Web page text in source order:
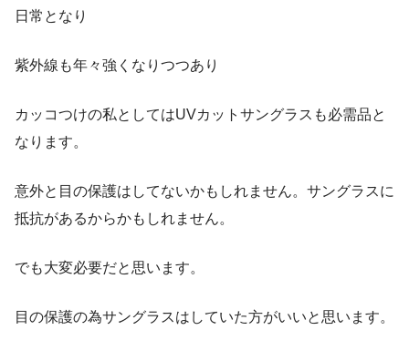
日常となり
紫外線も年々強くなりつつあり
カッコつけの私としてはUVカットサングラスも必需品と
なります。
意外と目の保護はしてないかもしれません。サングラスに
抵抗があるからかもしれません。
でも大変必要だと思います。
目の保護の為サングラスはしていた方がいいと思います。